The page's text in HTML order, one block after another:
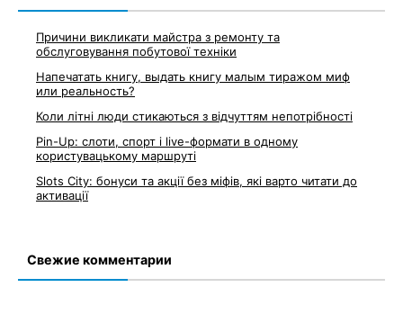
Причини викликати майстра з ремонту та
обслуговування побутової техніки
Напечатать книгу, выдать книгу малым тиражом миф
или реальность?
Коли літні люди стикаються з відчуттям непотрібності
Pin-Up: слоти, спорт і live-формати в одному
користувацькому маршруті
Slots City: бонуси та акції без міфів, які варто читати до
активації
Свежие комментарии